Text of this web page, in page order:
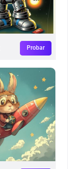
Probar